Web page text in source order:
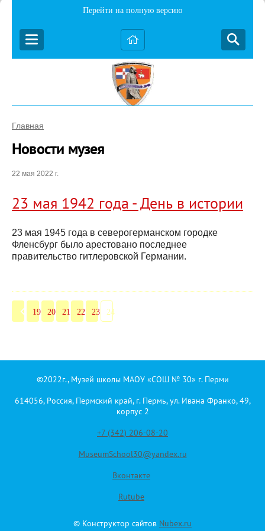
Перейти на полную версию
Главная
Новости музея
22 мая 2022 г.
23 мая 1942 года - День в истории
23 мая 1945 года в северогерманском городке
Фленсбург было арестовано последнее
правительство гитлеровской Германии.
19 20 21 22 23 24
©2022г., Музей школы МАОУ «СОШ № 30» г. Перми
614056, Россия, Пермский край, г. Пермь, ул. Ивана Франко, 49,
корпус 2
+7 (342) 206-08-20
MuseumSchool30@yandex.ru
Вконтакте
Rutube
© Конструктор сайтов Nubex.ru